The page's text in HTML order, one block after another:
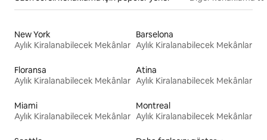
New York
Aylık Kiralanabilecek Mekânlar
Barselona
Aylık Kiralanabilecek Mekânlar
Floransa
Aylık Kiralanabilecek Mekânlar
Atina
Aylık Kiralanabilecek Mekânlar
Miami
Aylık Kiralanabilecek Mekânlar
Montreal
Aylık Kiralanabilecek Mekânlar